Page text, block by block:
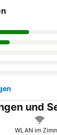
Komfort
und
WLAN im